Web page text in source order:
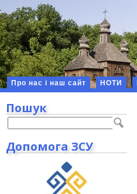
Про нас і наш сайт НОТИ
Пошук
Допомога ЗСУ